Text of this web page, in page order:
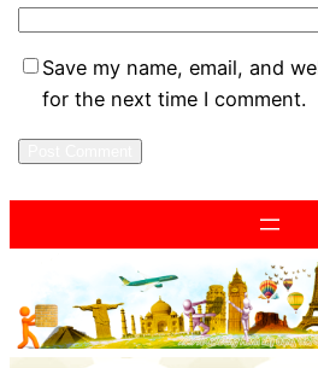
Save my name, email, and
for the next time I comment.